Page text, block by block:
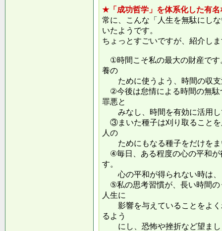
★「成功哲学」を体系化した有
常に、こんな「人生を無駄にし
いたようです。
ちょっとすごいですが、紹介し
①時間こそ私の最大の財産です
養の
ために使うよう、時間の収支
②今後は怠情による時間の無駄
罪悪と
みなし、時間を有効に活用し
③まいた種子は刈り取ることを
人の
ためにもなる種子をだけをま
④毎日、ある程度の心の平和が
す。
心の平和が得られない時は、
⑤私の思考習慣が、長い時間の
人生に
影響を与えていることをよく
るよう
にし、恐怖や挫折など望まし